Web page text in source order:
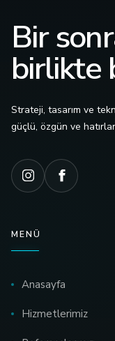
Bir
birlikte
Strateji, tasarım ve
güçlü, özgün ve
MENÜ
Anasayfa
Hizmetlerimiz